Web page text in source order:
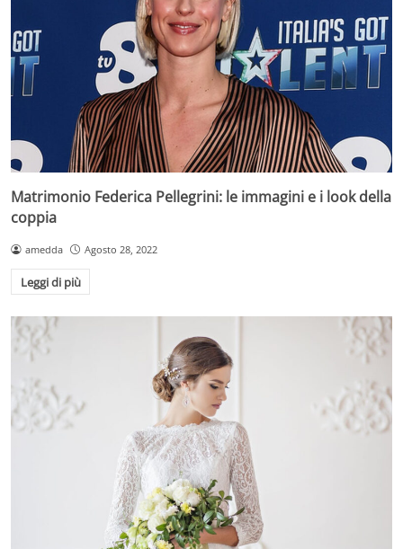
Matrimonio Federica Pellegrini: le immagini e i look della
coppia
amedda Agosto 28, 2022
Leggi di più